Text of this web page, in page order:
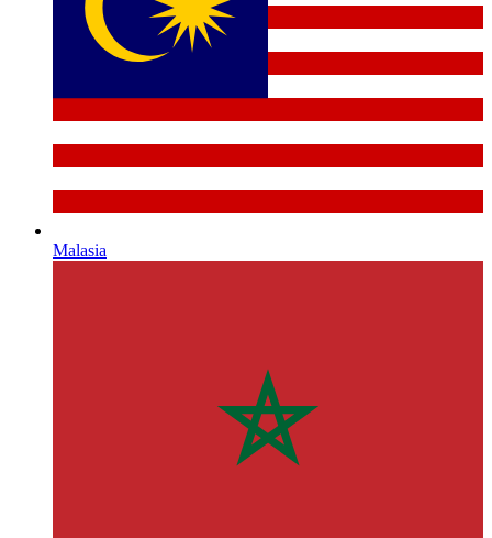
Malasia